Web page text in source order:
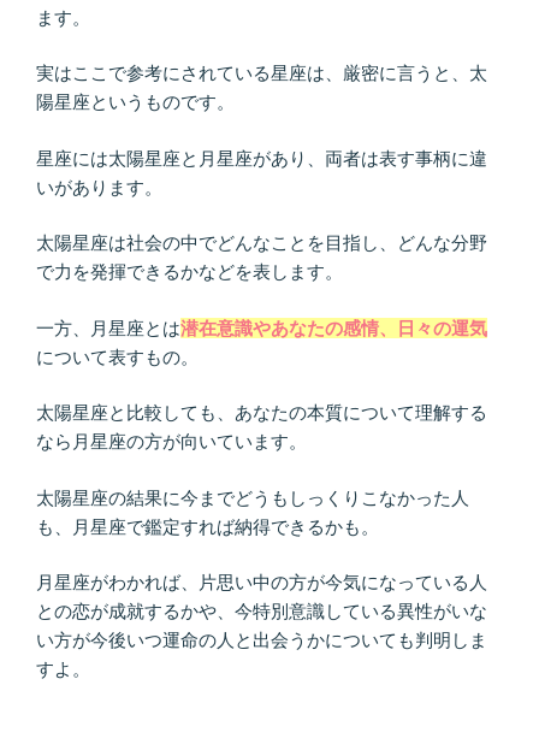
ます。
実はここで参考にされている星座は、厳密に言うと、太
陽星座というものです。
星座には太陽星座と月星座があり、両者は表す事柄に違
いがあります。
太陽星座は社会の中でどんなことを目指し、どんな分野
で力を発揮できるかなどを表します。
一方、月星座とは潜在意識やあなたの感情、日々の運気
について表すもの。
太陽星座と比較しても、あなたの本質について理解する
なら月星座の方が向いています。
太陽星座の結果に今までどうもしっくりこなかった人
も、月星座で鑑定すれば納得できるかも。
月星座がわかれば、片思い中の方が今気になっている人
との恋が成就するかや、今特別意識している異性がいな
い方が今後いつ運命の人と出会うかについても判明しま
すよ。